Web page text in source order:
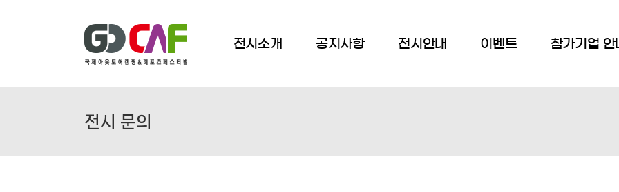
전시소개 공지사항 전시안내 이벤트 참가기업 안
전시 문의